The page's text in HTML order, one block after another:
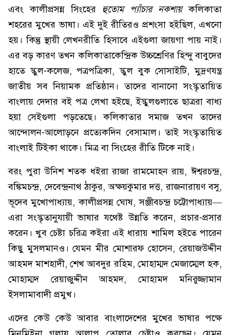
এবং কালীপ্রসন্ন সিংহের হুতোম প্যাঁচার নকশায়কলিকাতা
শহরের মুখের ভাষা। এই দুই রীতিরও প্রশংসা হইছিল, এখনো
হয়। কিন্তু স্থায়ী লেখনরীতি হিসাবে এইগুলা জায়গা পায় নাই।
এর বড় কারণ তখন কলিকাতাকেন্দ্রিক উচ্চশ্রেণির হিন্দু বাবুদের
হাতে স্কুল-কলেজ, পত্রপত্রিকা, স্কুল বুক সোসাইটি, মুদ্রণযন্ত্র
জাতীয় সব নিয়ামক প্রতিষ্ঠান। তাদের বানানো সংস্কৃতায়িত
বাংলায় দেদার বই পত্র লেখা হইছে, ইস্কুলগুলাতে ছাত্ররা বাধ্য
হয়া সেইগুলা পড়তেছে। কলিকাতার সমাজ তখন তাদের
আন্দোলন-আলোড়নে প্রত্যেকদিন বেসামাল। তাই সংস্কৃতায়িত
বাংলাই টিইকা থাকে। মিত্র বা সিংহের রীতি টিকে নাই।
বরং পুরা উনিশ শতক ধইরা রাজা রামমোহন রায়, ঈশ্বরচন্দ্র,
বঙ্কিমচন্দ্র, দেবেন্দ্রনাথ ঠাকুর, অক্ষয়কুমার দত্ত, রাজনারায়ণ বসু,
ভূদেব মুখোপাধ্যায়, কালীপ্রসন্ন ঘোষ, সঞ্জীবচন্দ্র চট্টোপাধ্যায়—
এরা সংস্কৃতানুযায়ী ভাষার যথেষ্ট উন্নতি করেন, প্রচার-প্রসার
করেন। খুব চেষ্টা চরিত্র কইরা এই ধারায় শামিল হইতে পারেন
কিছু মুসলমানও। যেমন মীর মোশারফ হোসেন, রেয়াজউদ্দীন
আহমদ মাশহাদী, শেখ আবদুর রহিম, মোহাম্মদ মেজাম্মেল হক,
মোহাম্মদ রেয়াজুদ্দীন আহমদ, মোহামদ মনিরুজ্জামান
ইসলামাবাদী প্রমুখ।
এদের কেউ কেউ আবার বাংলাদেশের মুখের ভাষার পক্ষে